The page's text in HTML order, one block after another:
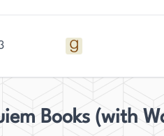
Books (with